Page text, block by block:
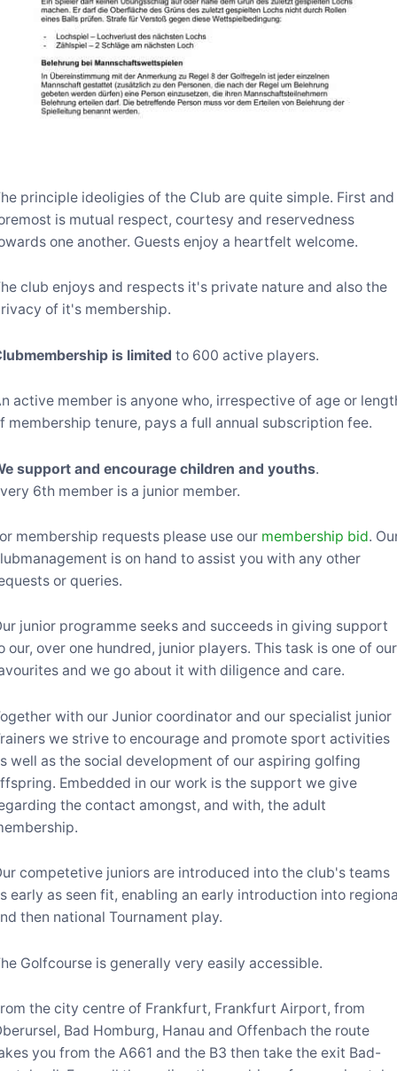
principle ideoligies of the Club are quite simple. First and
is mutual respect, courtesy and reservedness
one another. Guests enjoy a heartfelt welcome.
club enjoys and respects it's private nature and also the
of it's membership.
is limited to 600 active players.
active member is anyone who, irrespective of age or
membership tenure, pays a full annual subscription fee.
support and encourage children and youths.
6th member is a junior member.
membership requests please use our membership bid.
is on hand to assist you with any other
or queries.
junior programme seeks and succeeds in giving support
our, over one hundred, junior players. This task is one of our
and we go about it with diligence and care.
with our Junior coordinator and our specialist junior
we strive to encourage and promote sport activities
well as the social development of our aspiring golfing
Embedded in our work is the support we give
the contact amongst, and with, the adult
competetive juniors are introduced into the club's teams
early as seen fit, enabling an early introduction into
then national Tournament play.
Golfcourse is generally very easily accessible.
the city centre of Frankfurt, Frankfurt Airport, from
Bad Homburg, Hanau and Offenbach the route
you from the A661 and the B3 then take the exit Bad-